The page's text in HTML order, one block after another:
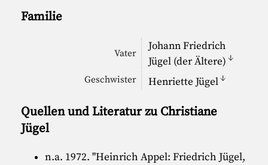
Familie
Vater
Johann Friedrich
Jügel (der Ältere) ↓
Geschwister Henriette Jügel↓
Quellen und Literatur zu Christiane
Jügel
n.a. 1972. "Heinrich Appel: Friedrich Jügel,